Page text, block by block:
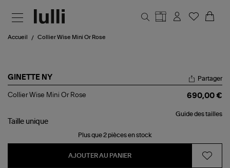
Accueil Collier Wise Mini Or Rose
GINETTE NY
Collier
Or
Rose
Partager
Collier Wise Mini Or Rose 690,00 €
Guide des tailles
Taille unique
Plus que 2 pièces en stock
AJOUTER AU PANIER